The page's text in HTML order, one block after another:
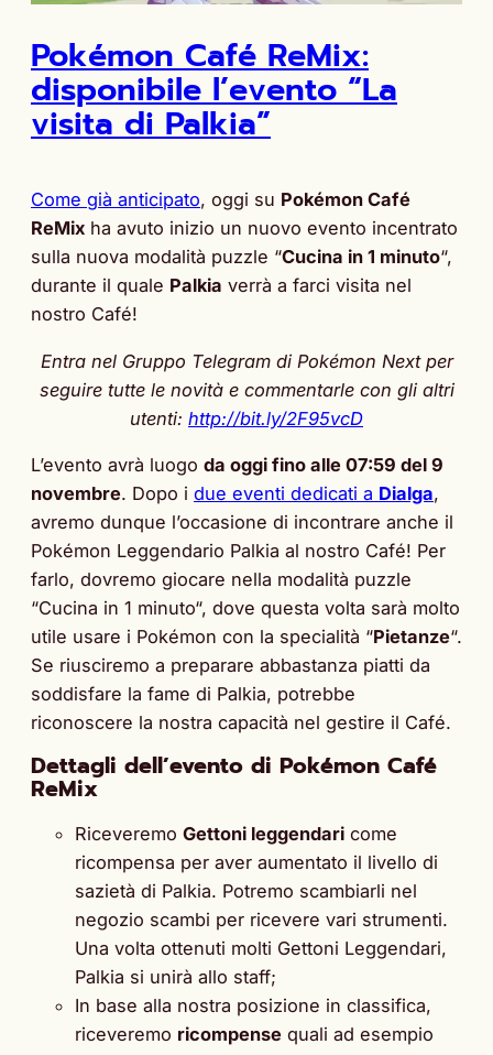
Pokémon Café ReMix:
disponibile l’evento “La
visita di Palkia”
Come già anticipato, oggi su Pokémon Café
ReMix ha avuto inizio un nuovo evento incentrato
sulla nuova modalità puzzle “Cucina in 1 minuto“,
durante il quale Palkia verrà a farci visita nel
nostro Café!
Entra nel Gruppo Telegram di Pokémon Next per
seguire tutte le novità e commentarle con gli altri
utenti: http://bit.ly/2F95vcD
L’evento avrà luogo da oggi fino alle 07:59 del 9
novembre. Dopo i due eventi dedicati a Dialga,
avremo dunque l’occasione di incontrare anche il
Pokémon Leggendario Palkia al nostro Café! Per
farlo, dovremo giocare nella modalità puzzle
“Cucina in 1 minuto“, dove questa volta sarà molto
utile usare i Pokémon con la specialità “Pietanze“.
Se riusciremo a preparare abbastanza piatti da
soddisfare la fame di Palkia, potrebbe
riconoscere la nostra capacità nel gestire il Café.
Dettagli dell’evento di Pokémon Café
ReMix
Riceveremo Gettoni leggendari come
ricompensa per aver aumentato il livello di
sazietà di Palkia. Potremo scambiarli nel
negozio scambi per ricevere vari strumenti.
Una volta ottenuti molti Gettoni Leggendari,
Palkia si unirà allo staff;
In base alla nostra posizione in classifica,
riceveremo ricompense quali ad esempio